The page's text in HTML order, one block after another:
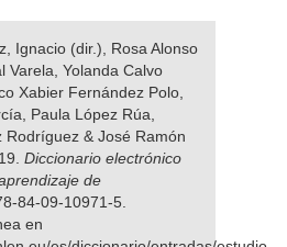
Ignacio (dir.), Rosa Alonso
Varela, Yolanda Calvo
Xabier Fernández Polo,
Paula López Rúa,
Rodríguez & José Ramón
Diccionario electrónico
de
84-09-10971-5.
en